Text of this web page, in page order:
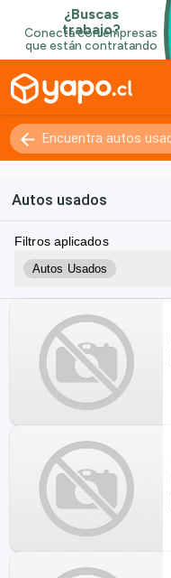
Autos usados
Filtros aplicados
Autos Usados